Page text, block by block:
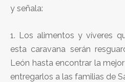
y señala:
1. Los alimentos y víveres
esta caravana serán
León hasta encontrar la
entregarlos a las familias de